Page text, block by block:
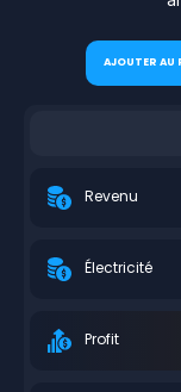
AJOUTER AU
Revenu
Électricité
Profit